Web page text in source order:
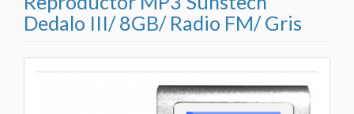
Dedalo III/ 8GB/ Radio FM/ Gris